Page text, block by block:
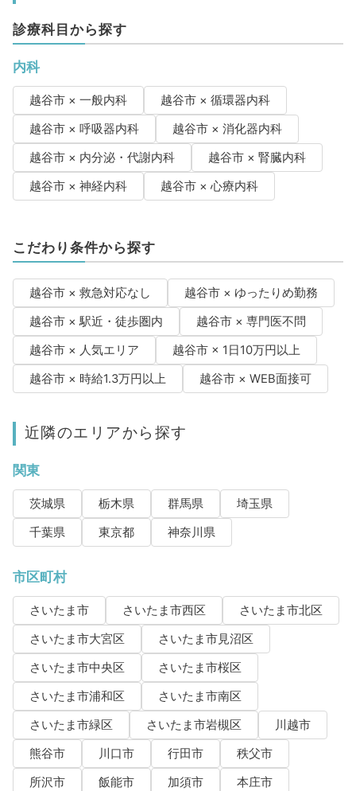
診療科目から探す
内科
越谷市 × 一般内科
越谷市 × 循環器内科
越谷市 × 呼吸器内科
越谷市 × 消化器内科
越谷市 × 内分泌・代謝内科
越谷市 × 腎臓内科
越谷市 × 神経内科
越谷市 × 心療内科
こだわり条件から探す
越谷市 × 救急対応なし
越谷市 × ゆったりめ勤務
越谷市 × 駅近・徒歩圏内
越谷市 × 専門医不問
越谷市 × 人気エリア
越谷市 × 1日10万円以上
越谷市 × 時給1.3万円以上
越谷市 × WEB面接可
近隣のエリアから探す
関東
茨城県 栃木県 群馬県
埼玉県
千葉県
東京都 神奈川県
市区町村
さいたま市 さいたま市西区
さいたま市北区
さいたま市大宮区
さいたま市見沼区
さいたま市中央区
さいたま市桜区
さいたま市浦和区
さいたま市南区
さいたま市緑区
さいたま市岩槻区
川越市
熊谷市
川口市 行田市
秩父市
所沢市
飯能市 加須市
本庄市